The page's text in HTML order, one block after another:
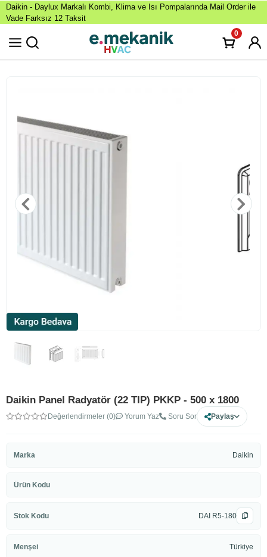
Daikin - Daylux Markalı Kombi, Klima ve Isı Pompalarında Mail Order ile
Vade Farksız 12 Taksit
0
Daikin Panel Radyatör (22 TIP) PKKP - 500 x 1800
Değerlendirmeler (0) Yorum Yaz Soru Sor Paylaş
Marka Daikin
Ürün Kodu
Stok Kodu DAI R5-180
Menşei Türkiye